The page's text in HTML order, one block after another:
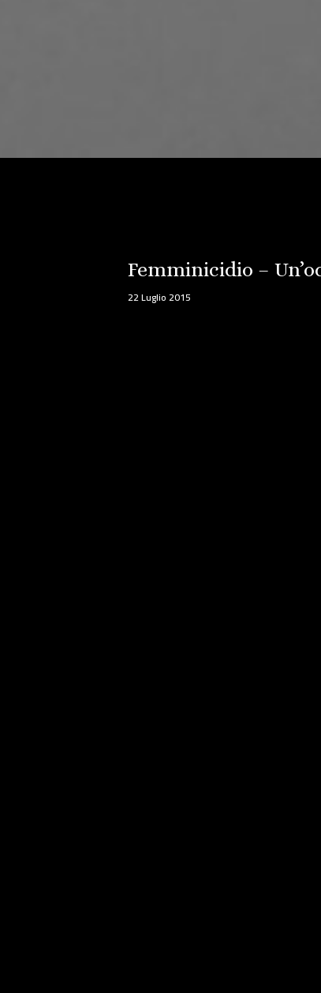
Femminicidio –
22 Luglio 2015